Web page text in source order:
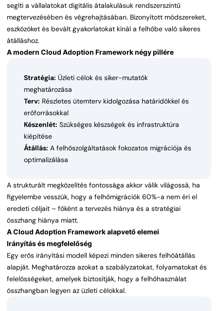
segíti a vállalatokat digitális átalakulásuk rendszerszintű
megtervezésében és végrehajtásában. Bizonyított módszereket,
eszközöket és bevált gyakorlatokat kínál a felhőbe való sikeres
átálláshoz.
A modern Cloud Adoption Framework négy pillére
Stratégia: Üzleti célok és siker-mutatók
meghatározása
Terv: Részletes ütemterv kidolgozása határidőkkel és
erőforrásokkal
Készenlét: Szükséges készségek és infrastruktúra
kiépítése
Átállás: A felhőszolgáltatások fokozatos migrációja és
optimalizálása
A strukturált megközelítés fontossága akkor válik világossá, ha
figyelembe vesszük, hogy a felhőmigrációk 60%-a nem éri el
eredeti céljait – főként a tervezés hiánya és a stratégiai
összhang hiánya miatt.
A Cloud Adoption Framework alapvető elemei
Irányítás és megfelelőség
Egy erős irányítási modell képezi minden sikeres felhőátállás
alapját. Meghatározza azokat a szabályzatokat, folyamatokat és
felelősségeket, amelyek biztosítják, hogy a felhőhasználat
összhangban legyen az üzleti célokkal.